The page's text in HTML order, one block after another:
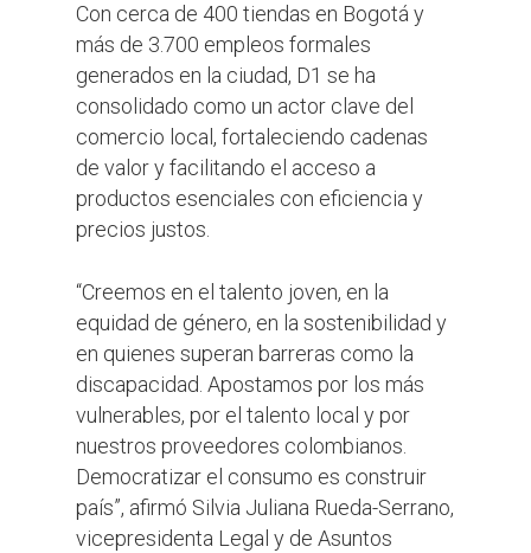
Con cerca de 400 tiendas en Bogotá y
más de 3.700 empleos formales
generados en la ciudad, D1 se ha
consolidado como un actor clave del
comercio local, fortaleciendo cadenas
de valor y facilitando el acceso a
productos esenciales con eficiencia y
precios justos.
“Creemos en el talento joven, en la
equidad de género, en la sostenibilidad y
en quienes superan barreras como la
discapacidad. Apostamos por los más
vulnerables, por el talento local y por
nuestros proveedores colombianos.
Democratizar el consumo es construir
país”, afirmó Silvia Juliana Rueda-Serrano,
vicepresidenta Legal y de Asuntos